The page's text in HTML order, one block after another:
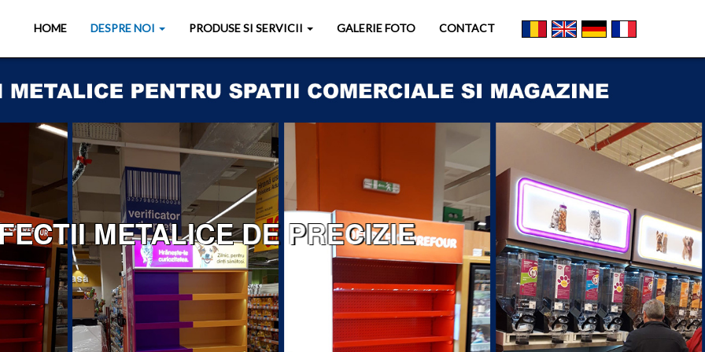
HOME DESPRE NOI PRODUSE SI SERVICII GALERIE FOTO CONTACT
METALICE DE PRECIZIE